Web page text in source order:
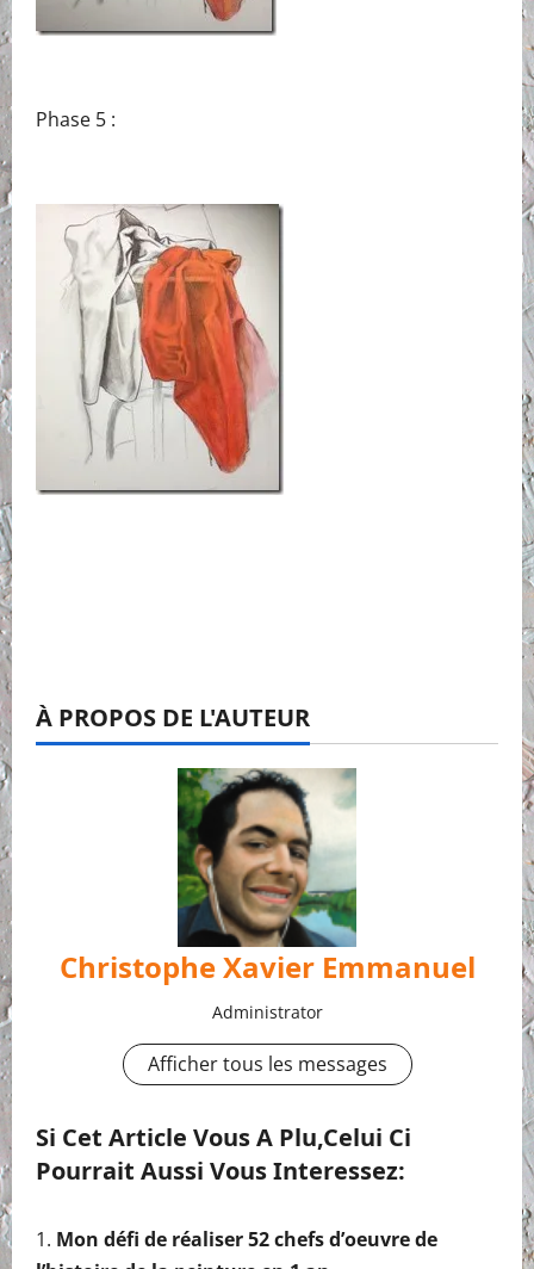
Phase 5 :
À PROPOS DE L'AUTEUR
Christophe Xavier Emmanuel
Administrator
Afficher tous les messages
Si Cet Article Vous A Plu,celui Ci
Pourrait Aussi Vous Interessez:
Mon défi de réaliser 52 chefs d’oeuvre de